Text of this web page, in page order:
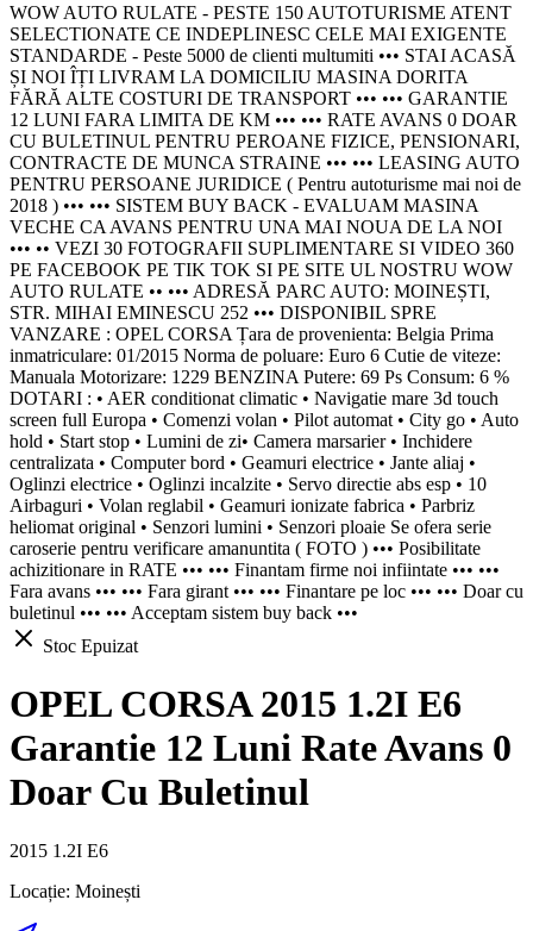
WOW AUTO RULATE - PESTE 150 AUTOTURISME ATENT
SELECTIONATE CE INDEPLINESC CELE MAI EXIGENTE
STANDARDE - Peste 5000 de clienti multumiti ••• STAI ACASĂ
ȘI NOI ÎȚI LIVRAM LA DOMICILIU MASINA DORITA
FĂRĂ ALTE COSTURI DE TRANSPORT ••• ••• GARANTIE
12 LUNI FARA LIMITA DE KM ••• ••• RATE AVANS 0 DOAR
CU BULETINUL PENTRU PEROANE FIZICE, PENSIONARI,
CONTRACTE DE MUNCA STRAINE ••• ••• LEASING AUTO
PENTRU PERSOANE JURIDICE ( Pentru autoturisme mai noi de
2018 ) ••• ••• SISTEM BUY BACK - EVALUAM MASINA
VECHE CA AVANS PENTRU UNA MAI NOUA DE LA NOI
••• •• VEZI 30 FOTOGRAFII SUPLIMENTARE SI VIDEO 360
PE FACEBOOK PE TIK TOK SI PE SITE UL NOSTRU WOW
AUTO RULATE •• ••• ADRESĂ PARC AUTO: MOINEȘTI,
STR. MIHAI EMINESCU 252 ••• DISPONIBIL SPRE
VANZARE : OPEL CORSA Țara de provenienta: Belgia Prima
inmatriculare: 01/2015 Norma de poluare: Euro 6 Cutie de viteze:
Manuala Motorizare: 1229 BENZINA Putere: 69 Ps Consum: 6 %
DOTARI : • AER conditionat climatic • Navigatie mare 3d touch
screen full Europa • Comenzi volan • Pilot automat • City go • Auto
hold • Start stop • Lumini de zi• Camera marsarier • Inchidere
centralizata • Computer bord • Geamuri electrice • Jante aliaj •
Oglinzi electrice • Oglinzi incalzite • Servo directie abs esp • 10
Airbaguri • Volan reglabil • Geamuri ionizate fabrica • Parbriz
heliomat original • Senzori lumini • Senzori ploaie Se ofera serie
caroserie pentru verificare amanuntita ( FOTO ) ••• Posibilitate
achizitionare in RATE ••• ••• Finantam firme noi infiintate ••• •••
Fara avans ••• ••• Fara girant ••• ••• Finantare pe loc ••• ••• Doar cu
buletinul ••• ••• Acceptam sistem buy back •••
Stoc Epuizat
OPEL CORSA 2015 1.2I E6
Garantie 12 Luni Rate Avans 0
Doar Cu Buletinul
2015 1.2I E6
Locație: Moinești